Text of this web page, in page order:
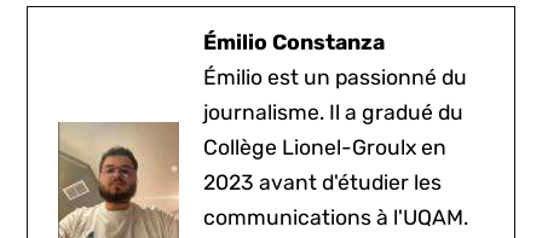
Émilio Constanza
Émilio est un passionné du
journalisme. Il a gradué du
Collège Lionel-Groulx en
2023 avant d'étudier les
communications à l'UQAM.